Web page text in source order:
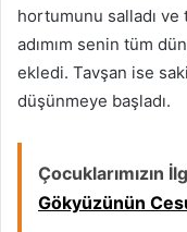
hortumunu salladı
adımım senin tüm
ekledi. Tavşan ise
düşünmeye başladı.
Çocuklarımızın
Gökyüzünün